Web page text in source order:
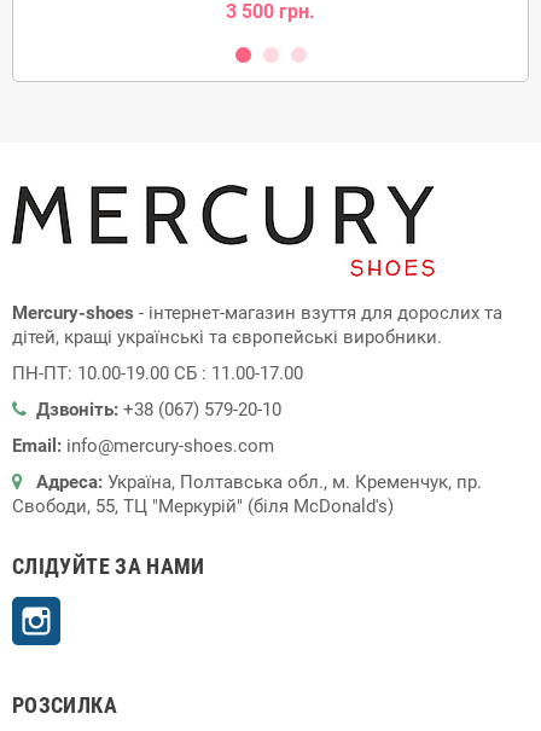
3 500 грн.
Mercury-shoes - інтернет-магазин взуття для дорослих та
дітей, кращі українські та європейські виробники.
ПН-ПТ: 10.00-19.00 СБ : 11.00-17.00
Дзвоніть: +38 (067) 579-20-10
Email: info@mercury-shoes.com
Адреса: Україна, Полтавська обл., м. Кременчук, пр.
Свободи, 55, ТЦ "Меркурій" (біля McDonald's)
СЛІДУЙТЕ ЗА НАМИ
РОЗСИЛКА